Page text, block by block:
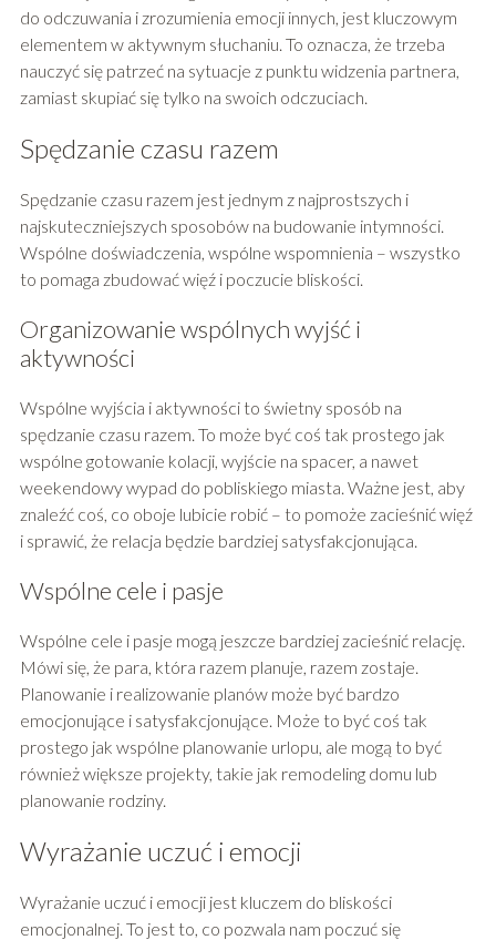
do odczuwania i zrozumienia emocji innych, jest kluczowym
elementem w aktywnym słuchaniu. To oznacza, że trzeba
nauczyć się patrzeć na sytuacje z punktu widzenia partnera,
zamiast skupiać się tylko na swoich odczuciach.
Spędzanie czasu razem
Spędzanie czasu razem jest jednym z najprostszych i
najskuteczniejszych sposobów na budowanie intymności.
Wspólne doświadczenia, wspólne wspomnienia – wszystko
to pomaga zbudować więź i poczucie bliskości.
Organizowanie wspólnych wyjść i
aktywności
Wspólne wyjścia i aktywności to świetny sposób na
spędzanie czasu razem. To może być coś tak prostego jak
wspólne gotowanie kolacji, wyjście na spacer, a nawet
weekendowy wypad do pobliskiego miasta. Ważne jest, aby
znaleźć coś, co oboje lubicie robić – to pomoże zacieśnić więź
i sprawić, że relacja będzie bardziej satysfakcjonująca.
Wspólne cele i pasje
Wspólne cele i pasje mogą jeszcze bardziej zacieśnić relację.
Mówi się, że para, która razem planuje, razem zostaje.
Planowanie i realizowanie planów może być bardzo
emocjonujące i satysfakcjonujące. Może to być coś tak
prostego jak wspólne planowanie urlopu, ale mogą to być
również większe projekty, takie jak remodeling domu lub
planowanie rodziny.
Wyrażanie uczuć i emocji
Wyrażanie uczuć i emocji jest kluczem do bliskości
emocjonalnej. To jest to, co pozwala nam poczuć się